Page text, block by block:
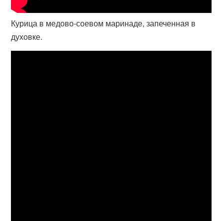
Курица в медово-соевом маринаде, запеченная в
духовке.